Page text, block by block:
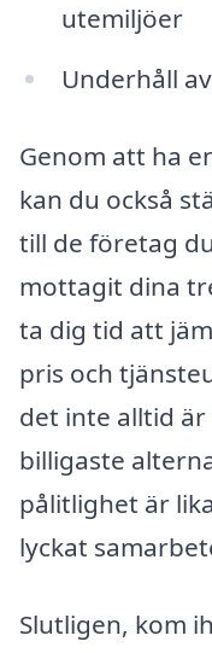
utemiljöer
Underhåll
Genom att ha
kan du också
till de företag
mottagit dina
ta dig tid att
pris och
det inte alltid
billigaste
pålitlighet är
lyckat
Slutligen, kom